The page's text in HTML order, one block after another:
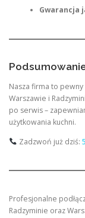
Gwarancja
Nasza firma to
Warszawie i
po serwis –
użytkowania kuchni.
Zadzwoń już dziś:
Profesjonalne
Radzyminie oraz